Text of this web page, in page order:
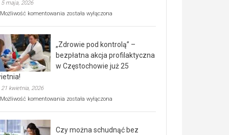
5 maja, 2026
Możliwość komentowania Rusza
rehabilitacji
dla
seniorów!
została wyłączona
„Zdrowie pod kontrolą” –
bezpłatna akcja profilaktyczna
w Częstochowie już 25
21 kwietnia, 2026
Możliwość komentowania „Zdrowie
bezpłatna
została wyłączona
Czy można schudnąć bez